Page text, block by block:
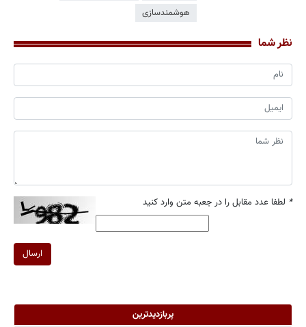
هوشمندسازی
نظر شما
* لطفا عدد مقابل را در جعبه متن وارد کنید
ارسال
پربازدیدترین